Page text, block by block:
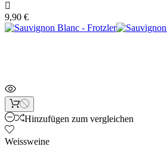

9,90 €
Hinzufügen zum vergleichen
Weissweine